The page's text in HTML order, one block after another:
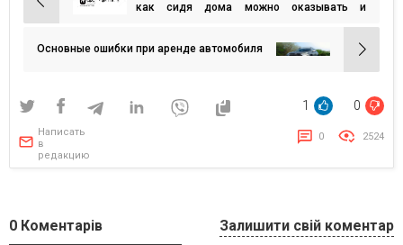
Навигация
по
записям
как сидя дома можно оказывать и
Основные ошибки при аренде автомобиля
1 0
Написать
в
редакцию
0 2524
0 Коментарів Залишити свій коментар